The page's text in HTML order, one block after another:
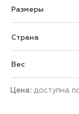
Размеры
Страна
Вес
Цена: доступна